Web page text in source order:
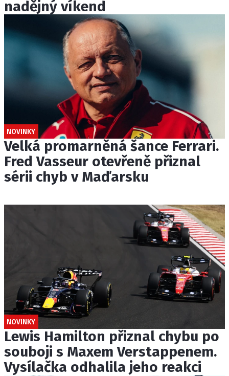
nadějný víkend
NOVINKY
Velká promarněná šance Ferrari.
Fred Vasseur otevřeně přiznal
sérii chyb v Maďarsku
NOVINKY
Lewis Hamilton přiznal chybu po
souboji s Maxem Verstappenem.
Vysílačka odhalila jeho reakci